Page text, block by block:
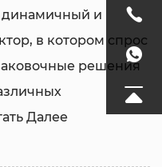
динамичный и
в котором спрос
решения
Далее